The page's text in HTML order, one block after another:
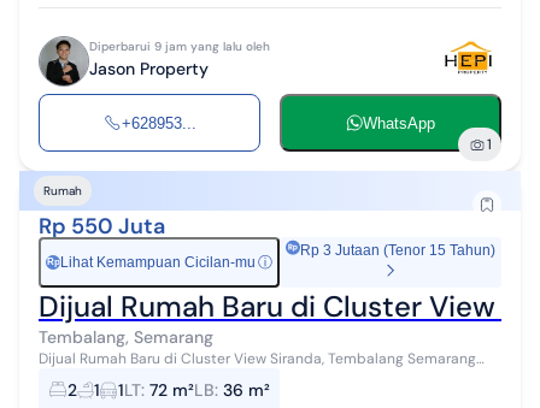
Diperbarui 9 jam yang lalu oleh
Jason Property
+628953... WhatsApp
1
Rumah
Rp 550 Juta
Rp Lihat Kemampuan Cicilan-mu ⓘ
Rp 3 Jutaan (Tenor 15 Tahun)
Dijual Rumah Baru di Cluster View
Tembalang, Semarang
Dijual Rumah Baru di Cluster View Siranda, Tembalang Semarang
Luas Tanah 72 m² Luas Bangunan 36 m² Kamar mandi 2 Kamar tidur
1 Listrik 1300 watt...
2 1 1LT: 72 m²LB: 36 m²